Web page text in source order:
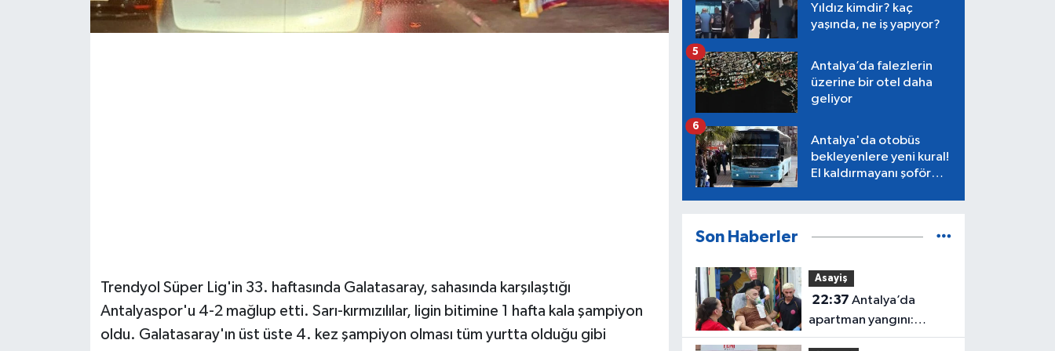
Trendyol Süper Lig'in 33. haftasında Galatasaray, sahasında karşılaştığı
Antalyaspor'u 4-2 mağlup etti. Sarı-kırmızılılar, ligin bitimine 1 hafta kala şampiyon
oldu. Galatasaray'ın üst üste 4. kez şampiyon olması tüm yurtta olduğu gibi
Yıldız kimdir? kaç
yaşında, ne iş yapıyor?
Antalya’da falezlerin
üzerine bir otel daha
geliyor
5
Antalya'da otobüs
bekleyenlere yeni kural!
El kaldırmayanı şoför
6
Son Haberler
Asayiş
22:37
apartman yangını:
Mahsur kalan aile